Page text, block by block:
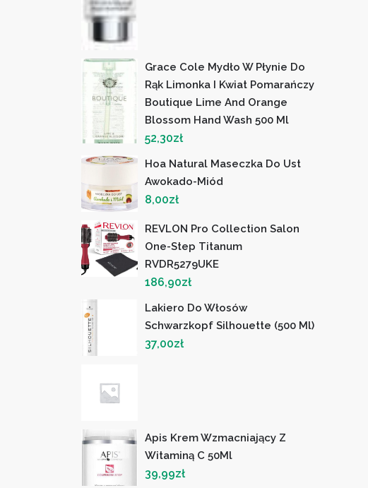
Grace Cole Mydło W Płynie Do
Rąk Limonka I Kwiat Pomarańczy
Boutique Lime And Orange
Blossom Hand Wash 500 Ml
52,30zł
Hoa Natural Maseczka Do Ust
Awokado-Miód
8,00zł
REVLON Pro Collection Salon
One-Step Titanum
RVDR5279UKE
186,90zł
Lakiero Do Włosów
Schwarzkopf Silhouette (500 Ml)
37,00zł
Apis Krem Wzmacniający Z
Witaminą C 50Ml
39,99zł